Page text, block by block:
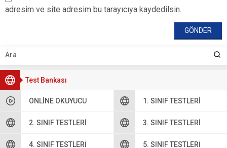
Test Bankası
ONLINE OKUYUCU 1. SINIF TESTLERI
2. SINIF TESTLERI 3. SINIF TESTLERI
4. SINIF TESTLERI 5. SINIF TESTLERI
adresim ve site adresim bu tarayıcıya kaydedilsin.